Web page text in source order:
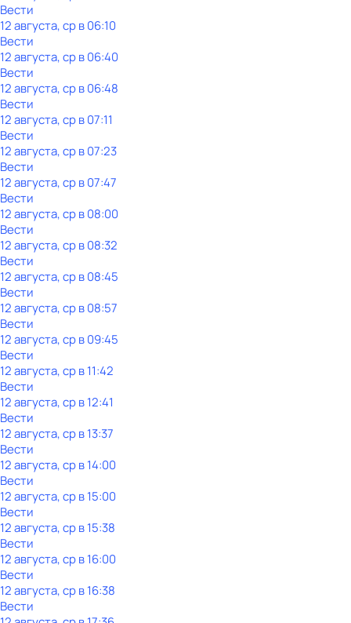
Вести
12 августа, ср в 06:10
Вести
12 августа, ср в 06:40
Вести
12 августа, ср в 06:48
Вести
12 августа, ср в 07:11
Вести
12 августа, ср в 07:23
Вести
12 августа, ср в 07:47
Вести
12 августа, ср в 08:00
Вести
12 августа, ср в 08:32
Вести
12 августа, ср в 08:45
Вести
12 августа, ср в 08:57
Вести
12 августа, ср в 09:45
Вести
12 августа, ср в 11:42
Вести
12 августа, ср в 12:41
Вести
12 августа, ср в 13:37
Вести
12 августа, ср в 14:00
Вести
12 августа, ср в 15:00
Вести
12 августа, ср в 15:38
Вести
12 августа, ср в 16:00
Вести
12 августа, ср в 16:38
Вести